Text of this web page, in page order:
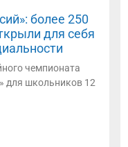
более 250
для себя
чемпионата
для школьников 12